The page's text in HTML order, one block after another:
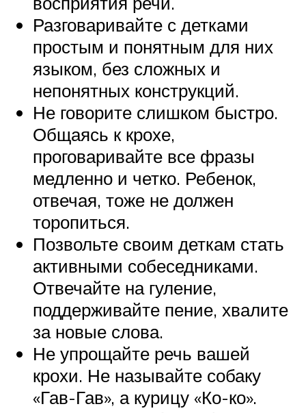
Разговаривайте с детками
простым и понятным для них
языком, без сложных и
непонятных конструкций.
Не говорите слишком быстро.
Общаясь к крохе,
проговаривайте все фразы
медленно и четко. Ребенок,
отвечая, тоже не должен
торопиться.
Позвольте своим деткам стать
активными собеседниками.
Отвечайте на гуление,
поддерживайте пение, хвалите
за новые слова.
Не упрощайте речь вашей
крохи. Не называйте собаку
«Гав-Гав», а курицу «Ко-ко».